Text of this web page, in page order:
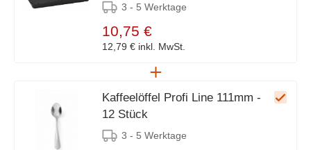
3 - 5 Werktage
10,75 €
12,79 € inkl. MwSt.
Kaffeelöffel Profi Line 111mm -
12 Stück
3 - 5 Werktage